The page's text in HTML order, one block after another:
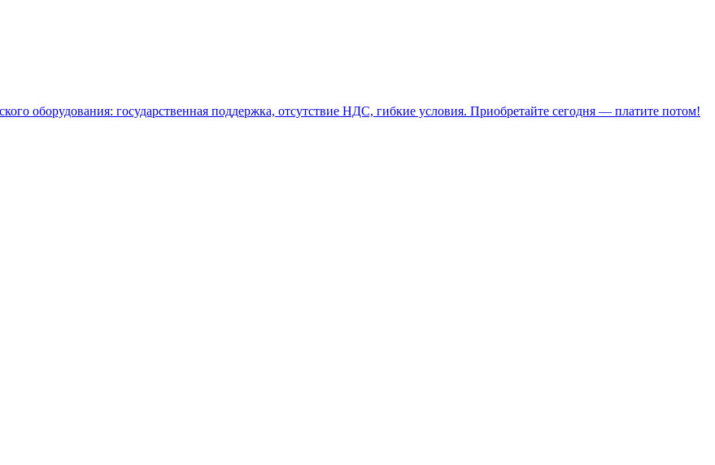
оборудования: государственная поддержка, отсутствие НДС, гибкие условия. Приобретайте сегодня — платите потом!